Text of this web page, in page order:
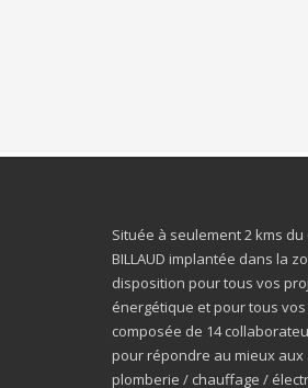
Située à seulement 2 kms du
BILLAUD implantée dans la
disposition pour tous vos
énergétique et pour tous
composée de 14
pour répondre au mieux
plomberie / chauffage /